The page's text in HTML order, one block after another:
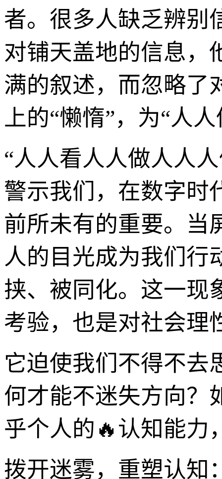
者。很多人缺乏辨别
对铺天盖地的信息，
满的叙述，而忽略了
上的“懒惰”，为“人
“人人看人人做人人
警示我们，在数字时
前所未有的重要。当
人的目光成为我们行
挟、被同化。这一现
考验，也是对社会理
它迫使我们不得不去
何才能不迷失方向？
乎个人的🔥认知能力
拨开迷雾，重塑认知